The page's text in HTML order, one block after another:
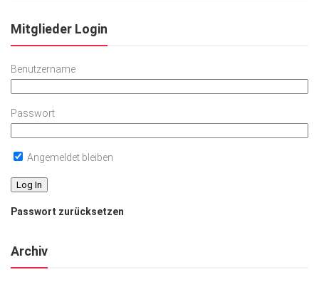
Mitglieder Login
Benutzername
Passwort
Angemeldet bleiben
Passwort zurücksetzen
Archiv